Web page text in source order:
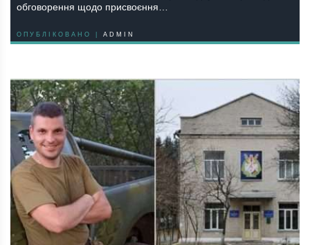
обговорення щодо присвоєння…
ОПУБЛІКОВАНО | ADMIN